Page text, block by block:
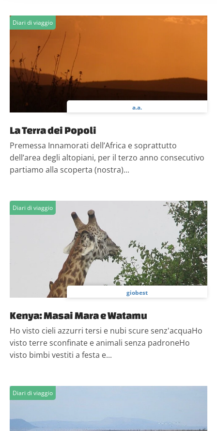
dei dati web, pubblicità e social media, i quali potrebbero
informazioni che hai fornito loro o che hanno raccolto dal
servizi.
Diari di viaggio
a.a.
La Terra dei Popoli
Premessa Innamorati dell’Africa e soprattutto
dell’area degli altopiani, per il terzo anno consecutivo
partiamo alla scoperta (nostra)...
Diari di viaggio
giobest
Kenya: Masai Mara e Watamu
Ho visto cieli azzurri tersi e nubi scure senz'acquaHo
visto terre sconfinate e animali senza padroneHo
visto bimbi vestiti a festa e...
Diari di viaggio